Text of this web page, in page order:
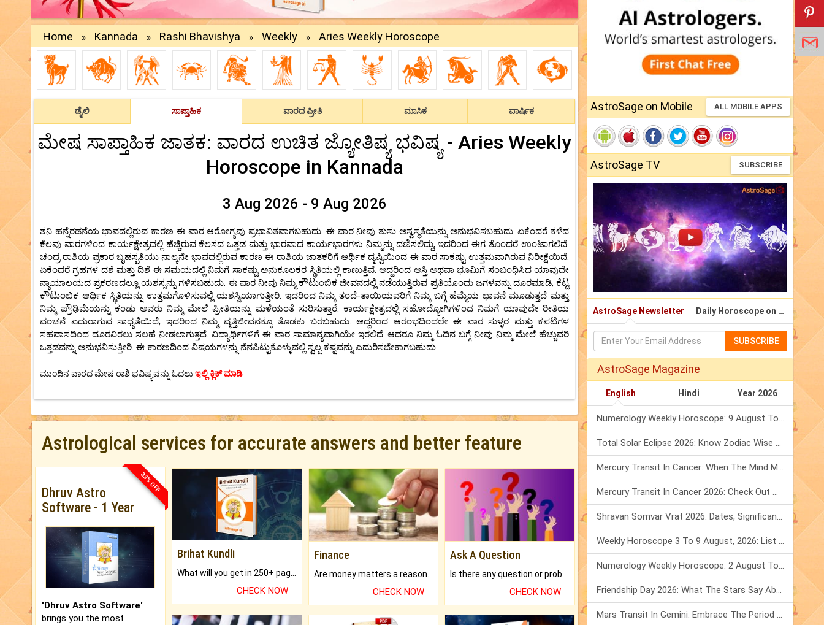
Home » Kannada » Rashi Bhavishya » Weekly » Aries Weekly Horoscope
ಡೈಲಿ ಸಾಪ್ತಾಹಿಕ ವಾರದ ಪ್ರೀತಿ ಮಾಸಿಕ ವಾರ್ಷಿಕ
ಮೇಷ ಸಾಪ್ತಾಹಿಕ ಜಾತಕ: ವಾರದ ಉಚಿತ ಜ್ಯೋತಿಷ್ಯ ಭವಿಷ್ಯ - Aries Weekly
Horoscope in Kannada
3 Aug 2026 - 9 Aug 2026
ಶನಿ ಹನ್ನೆರಡನೆಯ ಭಾವದಲ್ಲಿರುವ ಕಾರಣ ಈ ವಾರ ಆರೋಗ್ಯವು ಪ್ರಭಾವಿತವಾಗಬಹುದು. ಈ ವಾರ ನೀವು ತುಸು ಅಸ್ವಸ್ಥತೆಯನ್ನು ಅನುಭವಿಸಬಹುದು. ಏಕೆಂದರೆ ಕಳೆದ
ಕೆಲವು ವಾರಗಳಿಂದ ಕಾರ್ಯಕ್ಷೇತ್ರದಲ್ಲಿ ಹೆಚ್ಚಿರುವ ಕೆಲಸದ ಒತ್ತಡ ಮತ್ತು ಭಾರವಾದ ಕಾರ್ಯಭಾರಗಳು ನಿಮ್ಮನ್ನು ದಣಿಸಲಿದ್ದು, ಇದರಿಂದ ಈಗ ತೊಂದರೆ ಉಂಟಾಗಲಿದೆ.
ಚಂದ್ರ ರಾಶಿಯ ಪ್ರಕಾರ ಬೃಹಸ್ಪತಿಯು ನಾಲ್ಕನೇ ಭಾವದಲ್ಲಿರುವ ಕಾರಣ ಈ ರಾಶಿಯ ಜಾತಕರಿಗೆ ಆರ್ಥಿಕ ದೃಷ್ಟಿಯಿಂದ ಈ ವಾರ ಸಾಕಷ್ಟು ಉತ್ತಮವಾಗಿರುವ ನಿರೀಕ್ಷೆಯಿದೆ.
ಏಕೆಂದರೆ ಗ್ರಹಗಳ ದಶೆ ಮತ್ತು ದಿಶೆ ಈ ಸಮಯದಲ್ಲಿ ನಿಮಗೆ ಸಾಕಷ್ಟು ಅನುಕೂಲಕರ ಸ್ಥಿತಿಯಲ್ಲಿ ಕಾಣುತ್ತಿವೆ. ಆದ್ದರಿಂದ ಆಸ್ತಿ ಅಥವಾ ಭೂಮಿಗೆ ಸಂಬಂಧಿಸಿದ ಯಾವುದೇ
ನ್ಯಾಯಾಲಯದ ಪ್ರಕರಣದಲ್ಲೂ ಯಶಸ್ಸನ್ನು ಗಳಿಸಬಹುದು. ಈ ವಾರ ನೀವು ನಿಮ್ಮ ಕೌಟುಂಬಿಕ ಜೀವನದಲ್ಲಿ ನಡೆಯುತ್ತಿರುವ ಪ್ರತಿಯೊಂದು ಜಗಳವನ್ನು ದೂರಮಾಡಿ, ಕೆಟ್ಟ
ಕೌಟುಂಬಿಕ ಆರ್ಥಿಕ ಸ್ಥಿತಿಯನ್ನು ಉತ್ತಮಗೊಳಿಸುವಲ್ಲಿ ಯಶಸ್ವಿಯಾಗುತ್ತೀರಿ. ಇದರಿಂದ ನಿಮ್ಮ ತಂದೆ-ತಾಯಿಯವರಿಗೆ ನಿಮ್ಮ ಬಗ್ಗೆ ಹೆಮ್ಮೆಯ ಭಾವನೆ ಮೂಡುತ್ತದೆ ಮತ್ತು
ನಿಮ್ಮ ಪ್ರೌಢಿಮೆಯನ್ನು ಕಂಡು ಅವರು ನಿಮ್ಮ ಮೇಲೆ ಪ್ರೀತಿಯನ್ನು ಮಳೆಯಂತೆ ಸುರಿಸುತ್ತಾರೆ. ಕಾರ್ಯಕ್ಷೇತ್ರದಲ್ಲಿ ಸಹೋದ್ಯೋಗಿಗಳಿಂದ ನಿಮಗೆ ಯಾವುದೇ ರೀತಿಯ
ವಂಚನೆ ಎದುರಾಗುವ ಸಾಧ್ಯತೆಯಿದೆ, ಇದರಿಂದ ನಿಮ್ಮ ವೃತ್ತಿಜೀವನಕ್ಕೂ ತೊಡಕು ಬರಬಹುದು. ಆದ್ದರಿಂದ ಆರಂಭದಿಂದಲೇ ಈ ವಾರ ಸುಳ್ಳರ ಮತ್ತು ಕಪಟಿಗಳ
ಸಹವಾಸದಿಂದ ದೂರವಿರಲು ಸಲಹೆ ನೀಡಲಾಗುತ್ತದೆ. ವಿದ್ಯಾರ್ಥಿಗಳಿಗೆ ಈ ವಾರ ಸಾಮಾನ್ಯವಾಗಿಯೇ ಇರಲಿದೆ. ಆದರೂ ನಿಮ್ಮ ಓದಿನ ಬಗ್ಗೆ ನೀವು ನಿಮ್ಮ ಮೇಲೆ ಹೆಚ್ಚುವರಿ
ಒತ್ತಡವನ್ನು ಅನುಭವಿಸುತ್ತೀರಿ. ಈ ಕಾರಣದಿಂದ ವಿಷಯಗಳನ್ನು ನೆನಪಿಟ್ಟುಕೊಳ್ಳುವಲ್ಲಿ ಸ್ವಲ್ಪ ಕಷ್ಟವನ್ನು ಎದುರಿಸಬೇಕಾಗಬಹುದು.
ಮುಂದಿನ ವಾರದ ಮೇಷ ರಾಶಿ ಭವಿಷ್ಯವನ್ನು ಓದಲು ಇಲ್ಲಿ ಕ್ಲಿಕ್ ಮಾಡಿ
Astrological services for accurate answers and better feature
33% OFF
Dhruv Astro
Software - 1 Year
'Dhruv Astro Software'
brings you the most
Brihat Kundli
CHECK NOW
Finance
CHECK NOW
Ask A Question
CHECK NOW
AstroSage on Mobile ALL MOBILE APPS
AstroSage TV SUBSCRIBE
AstroSage Newsletter Daily Horoscope on Email
SUBSCRIBE
AstroSage Magazine
English Hindi Year 2026
Numerology Weekly Horoscope: 9 August To 15 August, 2026
Total Solar Eclipse 2026: Know Zodiac Wise Prediction
Mercury Transit In Cancer: When The Mind Meets The Heart!
Mercury Transit In Cancer 2026: Check Out What It Brings For You
Shravan Somvar Vrat 2026: Dates, Significance & Rituals In August
Weekly Horoscope 3 To 9 August, 2026: List Of Fasts & Festivals
Numerology Weekly Horoscope: 2 August To 8 August, 2026
Friendship Day 2026: What The Stars Say About Your Best Friend!
Mars Transit In Gemini: Embrace The Period Full Of Energy & Intelligence